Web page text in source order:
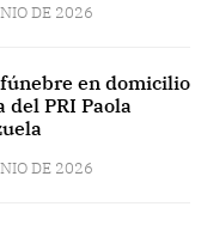
DE 2026
en domicilio
del PRI Paola
DE 2026